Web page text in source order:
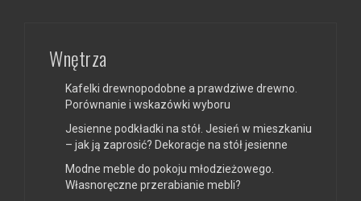
Wnętrza
Kafelki drewnopodobne a prawdziwe drewno.
Porównanie i wskazówki wyboru
Jesienne podkładki na stół. Jesień w mieszkaniu
– jak ją zaprosić? Dekoracje na stół jesienne
Modne meble do pokoju młodzieżowego.
Własnoręczne przerabianie mebli?